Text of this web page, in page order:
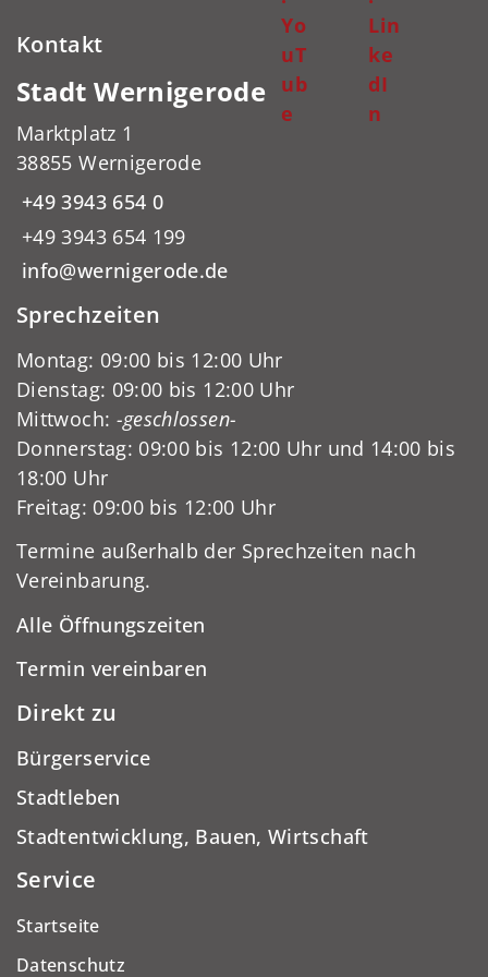
Yo
uT
ub
e
Lin
ke
dI
n
Kontakt
Stadt Wernigerode
Marktplatz 1
38855 Wernigerode
+49 3943 654 0
+49 3943 654 199
info@wernigerode.de
Sprechzeiten
Montag: 09:00 bis 12:00 Uhr
Dienstag: 09:00 bis 12:00 Uhr
Mittwoch: -geschlossen-
Donnerstag: 09:00 bis 12:00 Uhr und 14:00 bis
18:00 Uhr
Freitag: 09:00 bis 12:00 Uhr
Termine außerhalb der Sprechzeiten nach
Vereinbarung.
Alle Öffnungszeiten
Termin vereinbaren
Direkt zu
Bürgerservice
Stadtleben
Stadtentwicklung, Bauen, Wirtschaft
Service
Startseite
Datenschutz